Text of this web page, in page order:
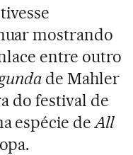
mostrando
entre outro
de Mahler
do festival de
espécie deAll